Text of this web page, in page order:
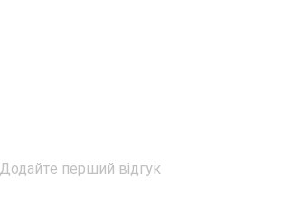
Додайте перший відгук